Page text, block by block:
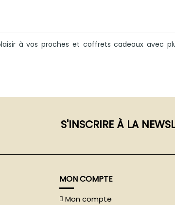
à vos proches et coffrets cadeaux avec
S'INSCRIRE À LA
MON COMPTE
Mon compte